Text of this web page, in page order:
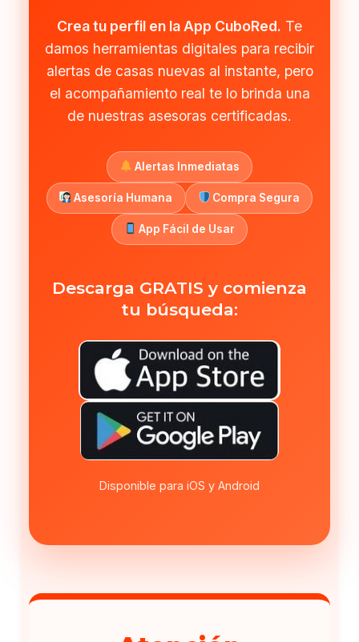
Crea tu perfil en la App CuboRed. Te
damos herramientas digitales para recibir
alertas de casas nuevas al instante, pero
el acompañamiento real te lo brinda una
de nuestras asesoras certificadas.
Alertas Inmediatas
Asesoría Humana Compra Segura
App Fácil de Usar
Descarga GRATIS y comienza
tu búsqueda:
Disponible para iOS y Android